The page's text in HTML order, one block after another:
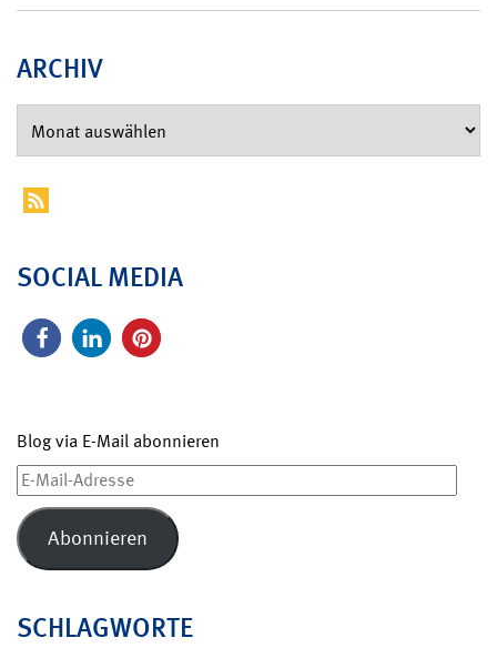
ARCHIV
SOCIAL MEDIA
Blog via E-Mail abonnieren
E-
Mail-
Adresse
Abonnieren
SCHLAGWORTE